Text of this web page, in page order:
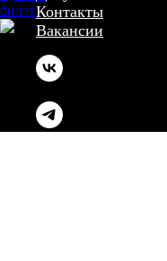
Контакты
Вакансии